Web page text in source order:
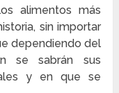
alimentos más
sin importar
dependiendo del
se sabrán sus
y en que se